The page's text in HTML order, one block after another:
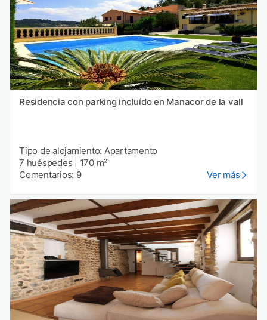
Residencia con parking incluído en Manacor de la vall
Tipo de alojamiento: Apartamento
7 huéspedes
170 m²
Comentarios: 9
Ver más